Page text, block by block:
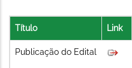
Título Link
Publicação do Edital